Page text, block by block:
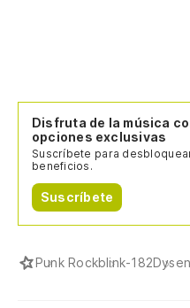
Disfruta de la música
opciones exclusivas
Suscríbete para
beneficios.
Suscríbete
Punk Rockblink-182